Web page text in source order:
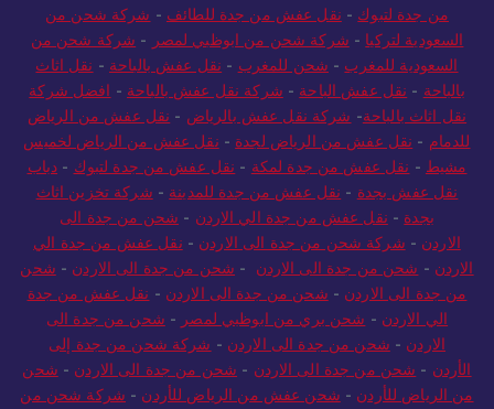
من جدة لتبوك - نقل عفش من جدة للطائف - شركة شحن من
السعودية لتركيا - شركة شحن من ابوظبي لمصر - شركة شحن من
السعودية للمغرب - شحن للمغرب - نقل عفش بالباحة - نقل اثاث
بالباحة - نقل عفش الباحة - شركة نقل عفش بالباحة - افضل شركة
نقل اثاث بالباحة- شركة نقل عفش بالرياض - نقل عفش من الرياض
للدمام - نقل عفش من الرياض لجدة - نقل عفش من الرياض لخميس
مشيط - نقل عفش من جدة لمكة - نقل عفش من جدة لتبوك - دباب
نقل عفش بجدة - نقل عفش من جدة للمدينة - شركة تخزين اثاث
بجدة - نقل عفش من جدة الي الاردن - شحن من جدة الى
الاردن - شركة شحن من جدة الى الاردن - نقل عفش من جدة الي
الاردن - شحن من جدة الى الاردن - شحن من جدة الى الاردن - شحن
من جدة الى الاردن - شحن من جدة الى الاردن - نقل عفش من جدة
الي الاردن - شحن بري من ابوظبي لمصر - شحن من جدة الى
الاردن - شحن من جدة الى الاردن - شركة شحن من جدة إلى
الأردن - شحن من جدة الى الاردن - شحن من جدة الى الاردن - شحن
من الرياض للأردن - شحن عفش من الرياض للأردن - شركة شحن من